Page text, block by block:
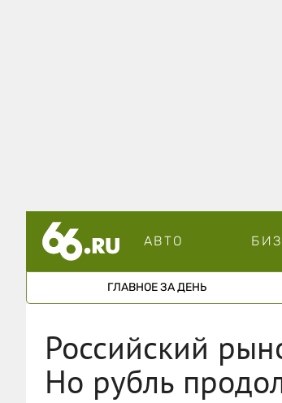
АВТО
ГЛАВНОЕ ЗА ДЕНЬ
Российский
Но рубль